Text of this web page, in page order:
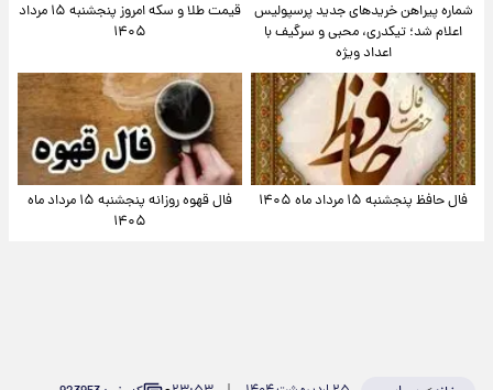
شماره پیراهن خریدهای جدید پرسپولیس
اعلام شد؛ تیکدری، محبی و سرگیف با
اعداد ویژه
قیمت طلا و سکه امروز پنجشنبه ۱۵ مرداد
۱۴۰۵
فال حافظ پنجشنبه ۱۵ مرداد ماه ۱۴۰۵
فال قهوه روزانه پنجشنبه ۱۵ مرداد ماه
۱۴۰۵